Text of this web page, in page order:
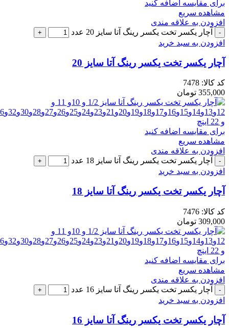
برای مقایسه اضافه کنید
مشاهده سریع
افزودن به علاقه مندی
آچار یکسر تخت یکسر رینگ آتا سایز 20 عدد
افزودن به سبد خرید
آچار یکسر تخت یکسر رینگ آتا سایز 20
کد کالا: 7478
355,000 تومان
برای مقایسه اضافه کنید
مشاهده سریع
افزودن به علاقه مندی
آچار یکسر تخت یکسر رینگ آتا سایز 18 عدد
افزودن به سبد خرید
آچار یکسر تخت یکسر رینگ آتا سایز 18
کد کالا: 7476
309,000 تومان
برای مقایسه اضافه کنید
مشاهده سریع
افزودن به علاقه مندی
آچار یکسر تخت یکسر رینگ آتا سایز 16 عدد
افزودن به سبد خرید
آچار یکسر تخت یکسر رینگ آتا سایز 16